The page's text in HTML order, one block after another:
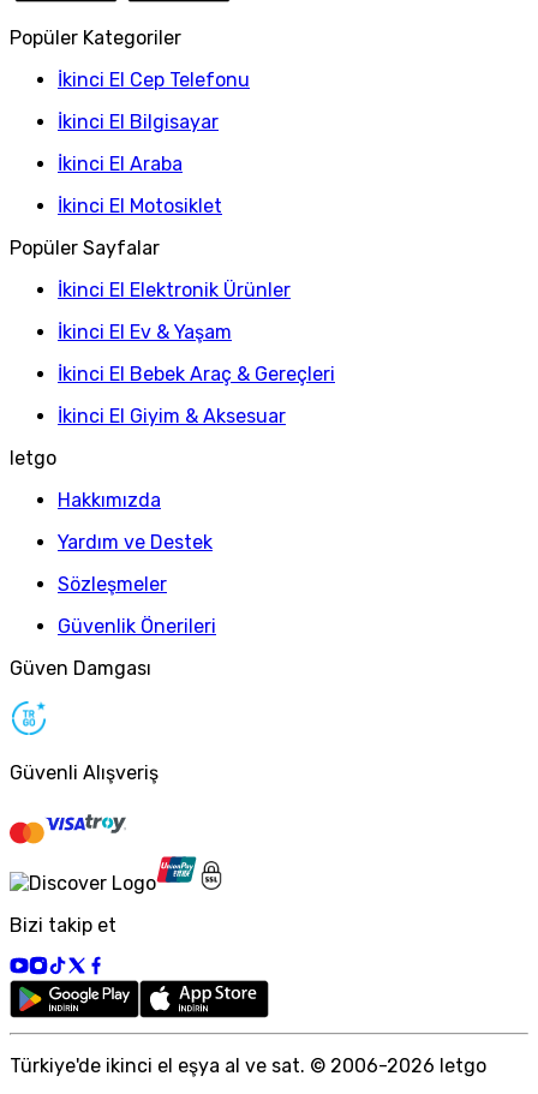
Popüler Kategoriler
İkinci El Cep Telefonu
İkinci El Bilgisayar
İkinci El Araba
İkinci El Motosiklet
Popüler Sayfalar
İkinci El Elektronik Ürünler
İkinci El Ev & Yaşam
İkinci El Bebek Araç & Gereçleri
İkinci El Giyim & Aksesuar
letgo
Hakkımızda
Yardım ve Destek
Sözleşmeler
Güvenlik Önerileri
Güven Damgası
Güvenli Alışveriş
Bizi takip et
Türkiye'de ikinci el eşya al ve sat. © 2006-2026 letgo